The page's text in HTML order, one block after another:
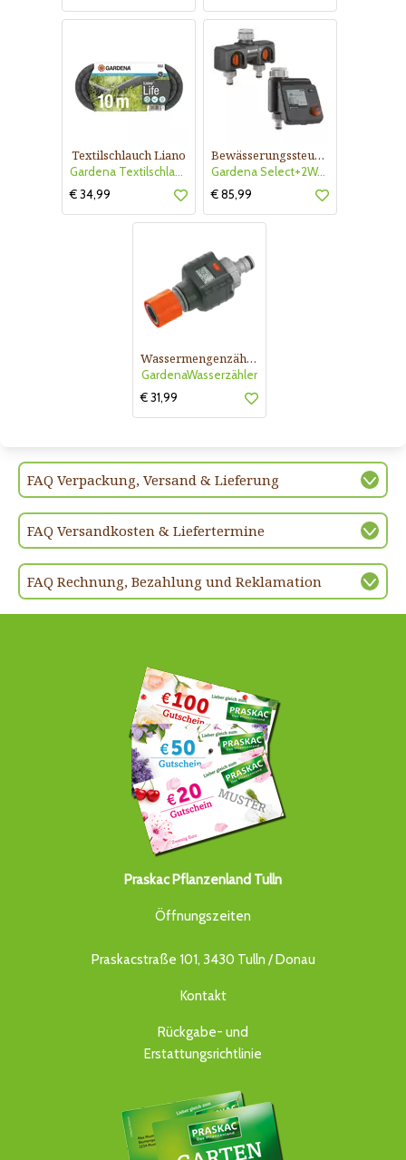
Textilschlauch Liano
Gardena Textilschlauch Liano
€ 34,99
Bewässerungssteuerung Select+2WegVerteiler
Gardena Select+2WegVerteiler
€ 85,99
Wassermengenzähler Aqua Count
GardenaWasserzähler
€ 31,99
FAQ Verpackung, Versand & Lieferung
FAQ Versandkosten & Liefertermine
FAQ Rechnung, Bezahlung und Reklamation
Praskac Pflanzenland Tulln
Öffnungszeiten
Praskacstraße 101, 3430 Tulln / Donau
Kontakt
Rückgabe- und
Erstattungsrichtlinie